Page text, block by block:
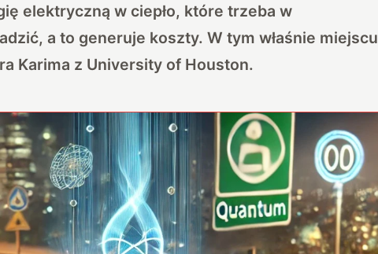
elektryczną w ciepło, które trzeba w
a to generuje koszty. W tym właśnie miejscu
Karima z University of Houston.